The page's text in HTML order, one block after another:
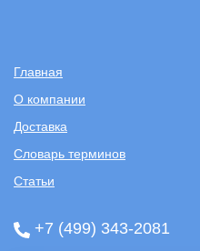
Главная
О компании
Доставка
Словарь терминов
Статьи
+7 (499) 343-2081